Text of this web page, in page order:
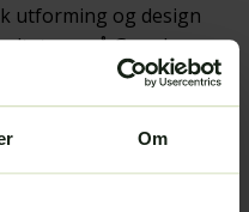
Om
utforming og design
– på Google,
og TikTok.
engasjerende visuelt
riktig publikum,